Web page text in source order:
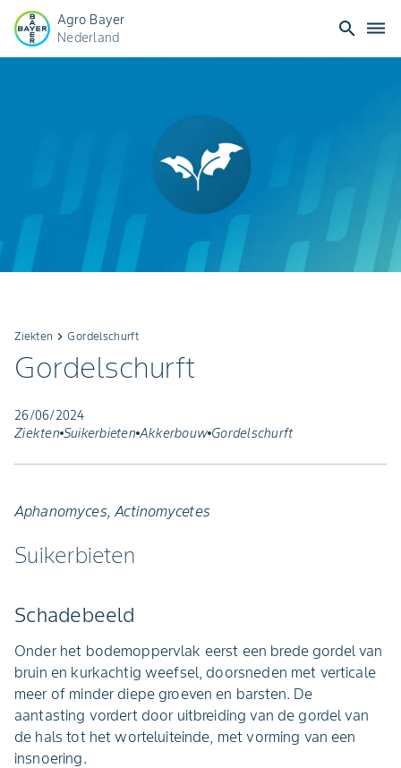
Agro Bayer
Nederland
search dehaze
Ziekten keyboard_arrow_rightGordelschurft
Gordelschurft
26/06/2024
Ziekten Suikerbieten Akkerbouw Gordelschurft
Aphanomyces, Actinomycetes
Suikerbieten
Schadebeeld
Onder het bodemoppervlak eerst een brede gordel van
bruin en kurkachtig weefsel, doorsneden met verticale
meer of minder diepe groeven en barsten. De
aantasting vordert door uitbreiding van de gordel van
de hals tot het worteluiteinde, met vorming van een
insnoering.